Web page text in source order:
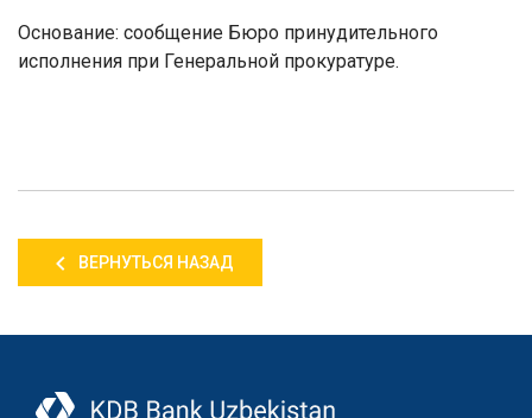
Основание: cообщение Бюро принудительного
исполнения при Генеральной прокуратуре.
ВЕРНУТЬСЯ НАЗАД